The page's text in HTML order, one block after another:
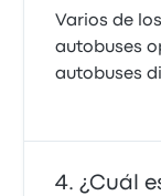
Varios de
autobuses
autobuses
¿Cuál